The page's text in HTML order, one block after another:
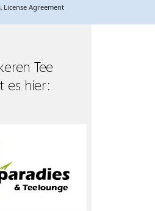
License Agreement